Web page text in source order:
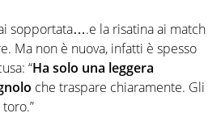
sopportata….e la risatina ai match
Ma non è nuova, infatti è spesso
“Ha solo una leggera
che traspare chiaramente. Gli